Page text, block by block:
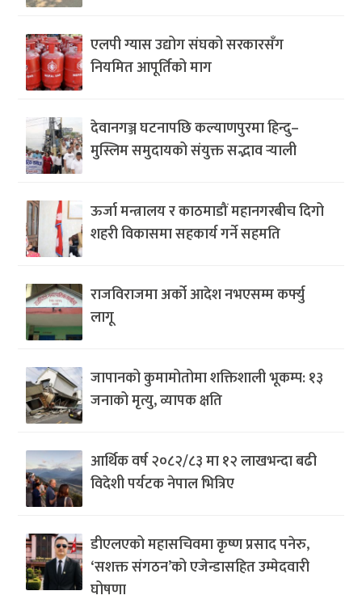
एलपी ग्यास उद्योग संघको सरकारसँग
नियमित आपूर्तिको माग
देवानगञ्ज घटनापछि कल्याणपुरमा हिन्दु–
मुस्लिम समुदायको संयुक्त सद्भाव र्‍याली
ऊर्जा मन्त्रालय र काठमाडौं महानगरबीच दिगो
शहरी विकासमा सहकार्य गर्ने सहमति
राजविराजमा अर्को आदेश नभएसम्म कर्फ्यु
लागू
जापानको कुमामोतोमा शक्तिशाली भूकम्प: १३
जनाको मृत्यु, व्यापक क्षति
आर्थिक वर्ष २०८२/८३ मा १२ लाखभन्दा बढी
विदेशी पर्यटक नेपाल भित्रिए
डीएलएको महासचिवमा कृष्ण प्रसाद पनेरु,
‘सशक्त संगठन’को एजेन्डासहित उम्मेदवारी
घोषणा